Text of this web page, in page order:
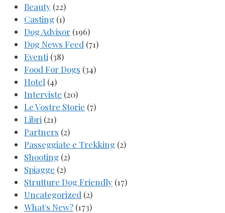
Beauty (22)
Casting (1)
Dog Advisor (196)
Dog News Feed (71)
Eventi (38)
Food For Dogs (34)
Hotel (4)
Interviste (20)
Le Vostre Storie (7)
Libri (21)
Partners (2)
Passeggiate e Trekking (2)
Shooting (2)
Spiagge (2)
Strutture Dog Friendly (17)
Uncategorized (2)
What's New? (173)